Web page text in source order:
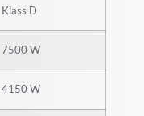
Klass D
7500 W
4150 W